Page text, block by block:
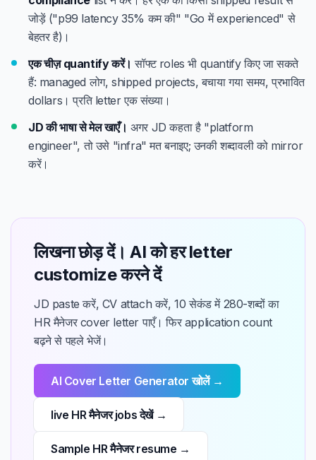
जोड़ें ("p99 latency 35% कम की" "Go में experienced" से
बेहतर है)।
एक चीज़ quantify करें। सॉफ्ट roles भी quantify किए जा सकते
हैं: managed लोग, shipped projects, बचाया गया समय, प्रभावित
dollars। प्रति letter एक संख्या।
JD की भाषा से मेल खाएँ। अगर JD कहता है "platform
engineer", तो उसे "infra" मत बनाइए; उनकी शब्दावली को mirror
करें।
लिखना छोड़ दें। AI को हर letter
customize करने दें
JD paste करें, CV attach करें, 10 सेकंड में 280-शब्दों का
HR मैनेजर cover letter पाएँ। फिर application count
बढ़ने से पहले भेजें।
AI Cover Letter Generator खोलें →
live HR मैनेजर jobs देखें →
Sample HR मैनेजर resume →